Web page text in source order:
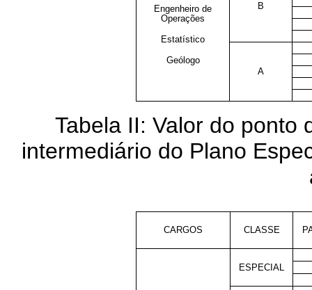
Engenheiro de
Operações
Estatístico
Geólogo
B
A
Tabela II: Valor do ponto
intermediário do Plano
CARGOS CLASSE
ESPECIAL